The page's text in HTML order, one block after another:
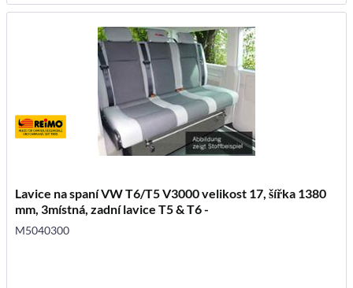
Lavice na spaní VW T6/T5 V3000 velikost 17, šířka 1380
mm, 3místná, zadní lavice T5 & T6 -
M5040300